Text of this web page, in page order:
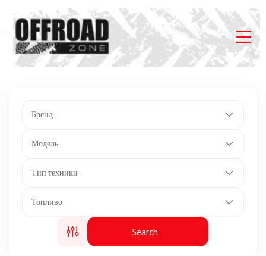
Главная Listings Сухая масса: 379 кг.
Бренд
Модель
Тип техники
Топливо
Search